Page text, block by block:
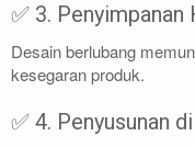
✅ 3.
Desain berlubang
kesegaran produk.
✅ 4. Penyusunan